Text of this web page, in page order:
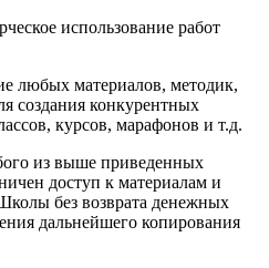
использование работ
любых материалов, методик,
создания конкурентных
курсов, марафонов и т.д.
из выше приведенных
доступ к материалам и
без возврата денежных
дальнейшего копирования